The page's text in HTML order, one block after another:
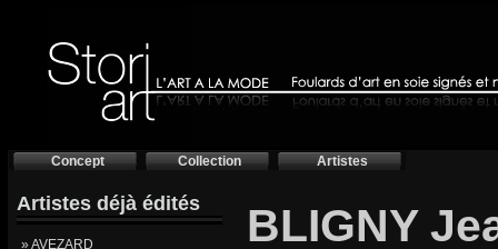
Concept Collection Artistes
Artistes déjà édités
» AVEZARD
BLIGNY